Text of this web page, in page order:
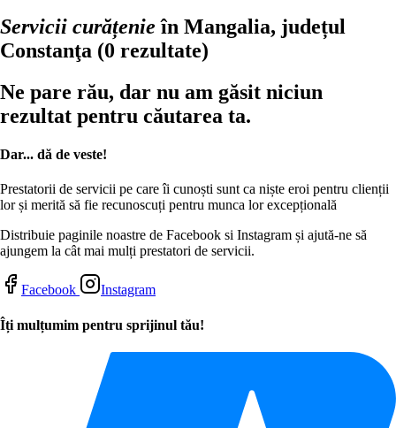
Servicii curățenie în Mangalia, județul
Constanţa (0 rezultate)
Ne pare rău, dar nu am găsit niciun
rezultat pentru căutarea ta.
Dar... dă de veste!
Prestatorii de servicii pe care îi cunoști sunt ca niște eroi pentru clienții
lor și merită să fie recunoscuți pentru munca lor excepțională
Distribuie paginile noastre de Facebook si Instagram și ajută-ne să
ajungem la cât mai mulți prestatori de servicii.
Facebook Instagram
Îți mulțumim pentru sprijinul tău!